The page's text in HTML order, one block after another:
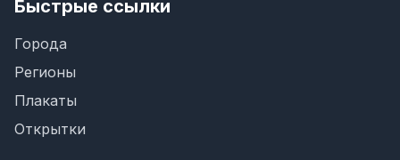
Быстрые ссылки
Города
Регионы
Плакаты
Открытки